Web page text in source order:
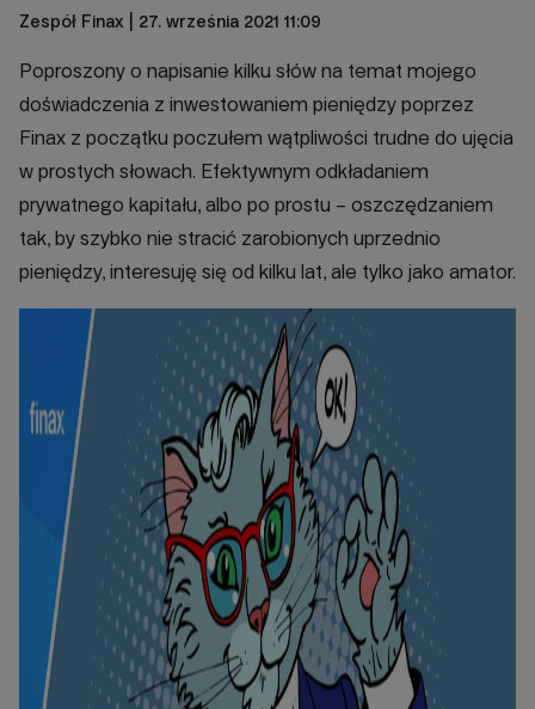
Zespół Finax | 27. września 2021 11:09
Poproszony o napisanie kilku słów na temat mojego
doświadczenia z inwestowaniem pieniędzy poprzez
Finax z początku poczułem wątpliwości trudne do ujęcia
w prostych słowach. Efektywnym odkładaniem
prywatnego kapitału, albo po prostu – oszczędzaniem
tak, by szybko nie stracić zarobionych uprzednio
pieniędzy, interesuję się od kilku lat, ale tylko jako amator.